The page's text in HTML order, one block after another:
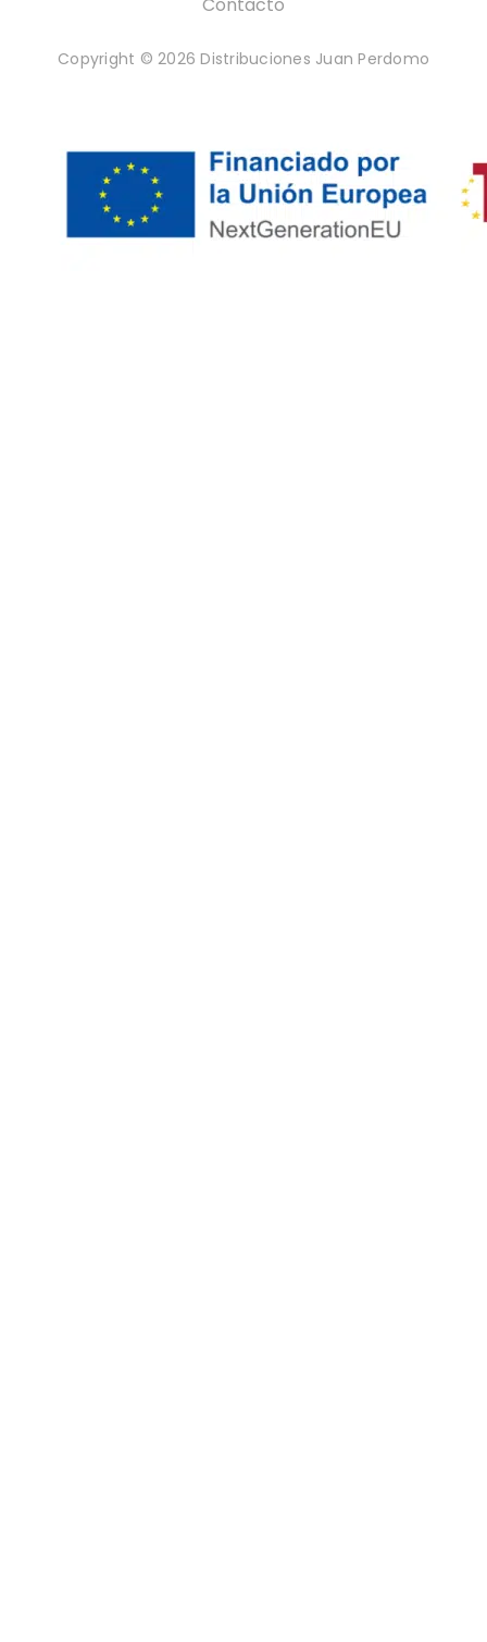
Copyright © 2026 Distribuciones Juan Perdomo